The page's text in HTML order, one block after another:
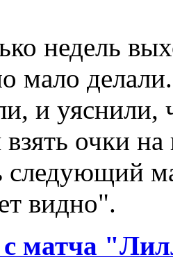
недель
мало
и
очки
следующий
видно".
с матча